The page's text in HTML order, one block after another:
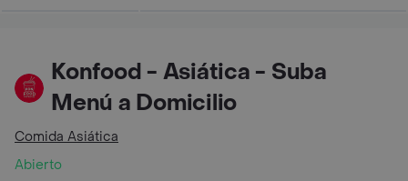
Konfood - Asiática - Suba
Menú a Domicilio
Comida Asiática
Abierto